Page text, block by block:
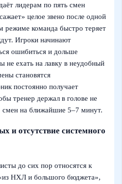
лидерам по пять смен
целое звено после одной
режиме команда быстро теряет
Игроки начинают
ошибиться и дольше
не ехать на лавку в неудобный
становятся
постоянно получает
тренер держал в голове не
смен на ближайшие 5–7 минут.
и отсутствие системного
до сих пор относятся к
НХЛ и большого бюджета»,